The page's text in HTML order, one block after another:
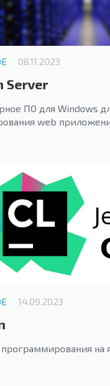
08.11.2023
Server
ПО для Windows
web
14.09.2023
на